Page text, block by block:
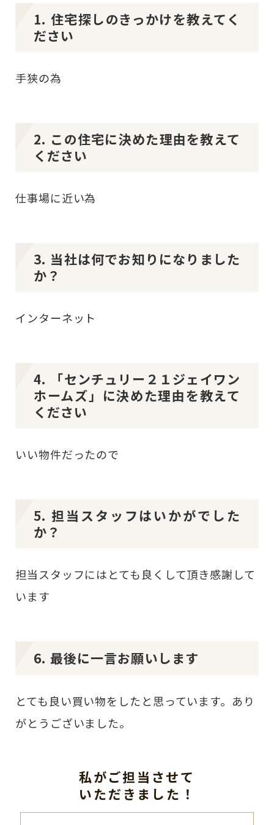
1. 住宅探しのきっかけを教えてく
ださい
手狭の為
2. この住宅に決めた理由を教えて
ください
仕事場に近い為
3. 当社は何でお知りになりました
か？
インターネット
4. 「センチュリー２１ジェイワン
ホームズ」に決めた理由を教えて
ください
いい物件だったので
5. 担当スタッフはいかがでした
か？
担当スタッフにはとても良くして頂き感謝して
います
6. 最後に一言お願いします
とても良い買い物をしたと思っています。あり
がとうございました。
私がご担当させて
いただきました！